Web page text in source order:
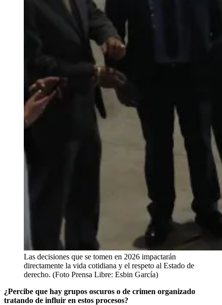
Las decisiones que se tomen en 2026 impactarán
directamente la vida cotidiana y el respeto al Estado de
derecho. (Foto Prensa Libre: Esbin García)
¿Percibe que hay grupos oscuros o de crimen organizado
tratando de influir en estos procesos?